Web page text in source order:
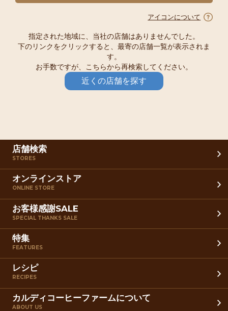
アイコンについて
指定された地域に、当社の店舗はありませんでした。
下のリンクをクリックすると、最寄の店舗一覧が表示されま
す。
お手数ですが、こちらから再検索してください。
近くの店舗を探す
店舗検索
STORES
オンラインストア
ONLINE STORE
お客様感謝SALE
SPECIAL THANKS SALE
特集
FEATURES
レシピ
RECIPES
カルディコーヒーファームについて
ABOUT US